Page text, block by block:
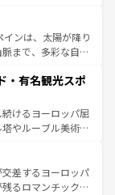
マルフィ海岸の絶
合間には、本場の
を堪能することも
旅をしてみよう！
ンは、太陽が降り
まで、多彩な自然
メンコ、熱気あふ
の一部となってい
や、バルセロナの
ローマ遺跡や中世
スペインはその個
る。 なお、新着のスペイン情報は コ
・有名観光スポ
けるヨーロッパ屈
やルーブル美術館
宮殿、歴史的な大
が、訪れる者を心
国としても知ら
差するヨーロッパ
るロマンチック街